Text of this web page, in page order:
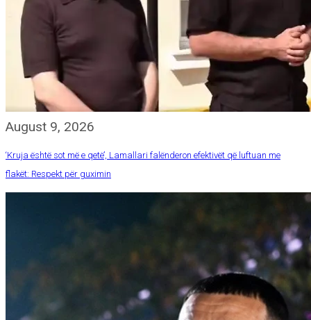
August 9, 2026
‘Kruja është sot më e qetë’, Lamallari falënderon efektivët që luftuan me
flakët: Respekt për guximin